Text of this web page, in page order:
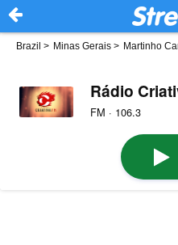
Brazil > Minas Gerais > Martinho
Rádio
FM · 106.3